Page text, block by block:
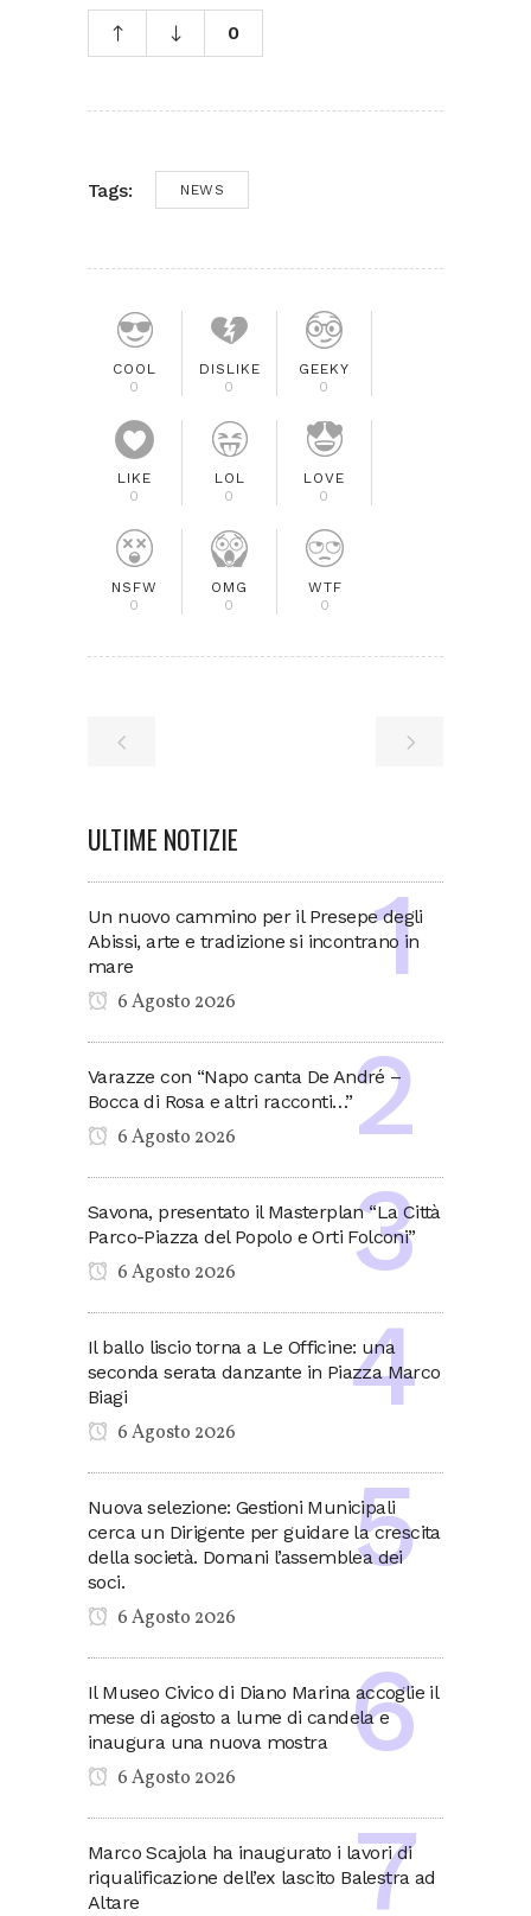
0
Tags: NEWS
COOL
0
DISLIKE
0
GEEKY
0
LIKE
0
LOL
0
LOVE
0
NSFW
0
OMG
0
WTF
0
ULTIME NOTIZIE
Un nuovo cammino per il Presepe degli
Abissi, arte e tradizione si incontrano in
mare
6 Agosto 2026
Varazze con “Napo canta De André –
Bocca di Rosa e altri racconti…”
6 Agosto 2026
Savona, presentato il Masterplan “La Città
Parco-Piazza del Popolo e Orti Folconi”
6 Agosto 2026
Il ballo liscio torna a Le Officine: una
seconda serata danzante in Piazza Marco
Biagi
6 Agosto 2026
Nuova selezione: Gestioni Municipali
cerca un Dirigente per guidare la crescita
della società. Domani l’assemblea dei
soci.
6 Agosto 2026
Il Museo Civico di Diano Marina accoglie il
mese di agosto a lume di candela e
inaugura una nuova mostra
6 Agosto 2026
Marco Scajola ha inaugurato i lavori di
riqualificazione dell’ex lascito Balestra ad
Altare